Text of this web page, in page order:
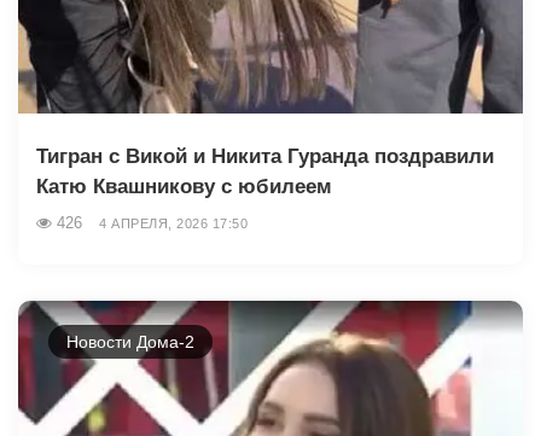
Тигран с Викой и Никита Гуранда поздравили
Катю Квашникову с юбилеем
426 4 АПРЕЛЯ, 2026 17:50
Новости Дома-2